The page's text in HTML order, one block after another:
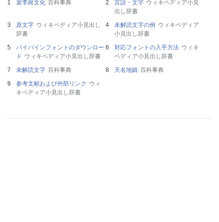
裴李崗文化 百科事典 言語・文字 ウィキペディア小見
出し辞書
原文字 ウィキペディア小見出し
辞書
未解読文字の例 ウィキペディア
小見出し辞書
バイバインフォントのダウンロー
ド ウィキペディア小見出し辞書
対応フォントの入手方法 ウィキ
ペディア小見出し辞書
未解読文字 百科事典 天名地鎮 百科事典
参考文献および外部リンク ウィ
キペディア小見出し辞書